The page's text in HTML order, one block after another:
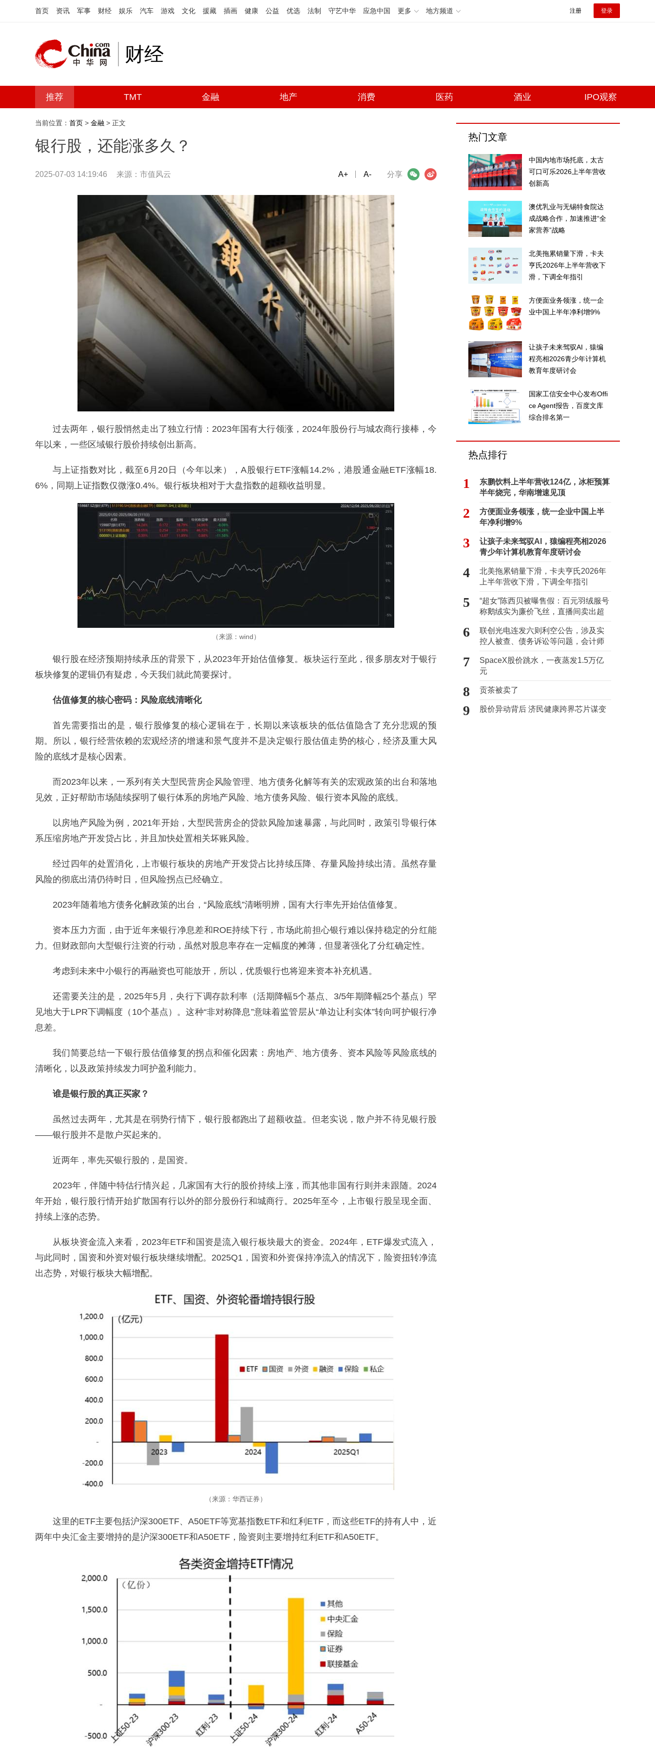
首页 资讯 军事 财经 娱乐 汽车 游戏 文化 援藏 插画 健康 公益 优选 法制 守艺中华 应急中国 更多 地方频道 注册 登录
财经
推荐 TMT 金融 地产 消费 医药 酒业 IPO观察
当前位置： 首页 > 金融 > 正文
银行股，还能涨多久？
2025-07-03 14:19:46 来源：市值风云 分享
微信 微博
A+ A-
过去两年，银行股悄然走出了独立行情：2023年国有大行领涨，2024年股份行与城农商行接棒，今
年以来，一些区域银行股价持续创出新高。
与上证指数对比，截至6月20日（今年以来），A股银行ETF涨幅14.2%，港股通金融ETF涨幅18.
6%，同期上证指数仅微涨0.4%。银行板块相对于大盘指数的超额收益明显。
（来源：wind）
银行股在经济预期持续承压的背景下，从2023年开始估值修复。板块运行至此，很多朋友对于银行
板块修复的逻辑仍有疑虑，今天我们就此简要探讨。
估值修复的核心密码：风险底线清晰化
首先需要指出的是，银行股修复的核心逻辑在于，长期以来该板块的低估值隐含了充分悲观的预
期。所以，银行经营依赖的宏观经济的增速和景气度并不是决定银行股估值走势的核心，经济及重大风
险的底线才是核心因素。
而2023年以来，一系列有关大型民营房企风险管理、地方债务化解等有关的宏观政策的出台和落地
见效，正好帮助市场陆续探明了银行体系的房地产风险、地方债务风险、银行资本风险的底线。
以房地产风险为例，2021年开始，大型民营房企的贷款风险加速暴露，与此同时，政策引导银行体
系压缩房地产开发贷占比，并且加快处置相关坏账风险。
经过四年的处置消化，上市银行板块的房地产开发贷占比持续压降、存量风险持续出清。虽然存量
风险的彻底出清仍待时日，但风险拐点已经确立。
2023年随着地方债务化解政策的出台，“风险底线”清晰明辨，国有大行率先开始估值修复。
资本压力方面，由于近年来银行净息差和ROE持续下行，市场此前担心银行难以保持稳定的分红能
力。但财政部向大型银行注资的行动，虽然对股息率存在一定幅度的摊薄，但显著强化了分红确定性。
考虑到未来中小银行的再融资也可能放开，所以，优质银行也将迎来资本补充机遇。
还需要关注的是，2025年5月，央行下调存款利率（活期降幅5个基点、3/5年期降幅25个基点）罕
见地大于LPR下调幅度（10个基点）。这种“非对称降息”意味着监管层从“单边让利实体”转向呵护银行净
息差。
我们简要总结一下银行股估值修复的拐点和催化因素：房地产、地方债务、资本风险等风险底线的
清晰化，以及政策持续发力呵护盈利能力。
谁是银行股的真正买家？
虽然过去两年，尤其是在弱势行情下，银行股都跑出了超额收益。但老实说，散户并不待见银行股
——银行股并不是散户买起来的。
近两年，率先买银行股的，是国资。
2023年，伴随中特估行情兴起，几家国有大行的股价持续上涨，而其他非国有行则并未跟随。2024
年开始，银行股行情开始扩散国有行以外的部分股份行和城商行。2025年至今，上市银行股呈现全面、
持续上涨的态势。
从板块资金流入来看，2023年ETF和国资是流入银行板块最大的资金。2024年，ETF爆发式流入，
与此同时，国资和外资对银行板块继续增配。2025Q1，国资和外资保持净流入的情况下，险资扭转净流
出态势，对银行板块大幅增配。
（来源：华西证券）
这里的ETF主要包括沪深300ETF、A50ETF等宽基指数ETF和红利ETF，而这些ETF的持有人中，近
两年中央汇金主要增持的是沪深300ETF和A50ETF，险资则主要增持红利ETF和A50ETF。
热门文章
中国内地市场托底，太古
可口可乐2026上半年营收
创新高
澳优乳业与无锡特食院达
成战略合作，加速推进“全
家营养”战略
北美拖累销量下滑，卡夫
亨氏2026年上半年营收下
滑，下调全年指引
方便面业务领涨，统一企
业中国上半年净利增9%
让孩子未来驾驭AI，猿编
程亮相2026青少年计算机
教育年度研讨会
国家工信安全中心发布Offi
ce Agent报告，百度文库
综合排名第一
热点排行
1
东鹏饮料上半年营收124亿，冰柜预算
半年烧完，华南增速见顶
2
方便面业务领涨，统一企业中国上半
年净利增9%
3
让孩子未来驾驭AI，猿编程亮相2026
青少年计算机教育年度研讨会
4
北美拖累销量下滑，卡夫亨氏2026年
上半年营收下滑，下调全年指引
5
“超女”陈西贝被曝售假：百元羽绒服号
称鹅绒实为廉价飞丝，直播间卖出超
百万元
6
联创光电连发六则利空公告，涉及实
控人被查、债务诉讼等问题，会计师
事务所曾出具“保留意见”
7
SpaceX股价跳水，一夜蒸发1.5万亿
元
8 贡茶被卖了
9 股价异动背后 济民健康跨界芯片谋变